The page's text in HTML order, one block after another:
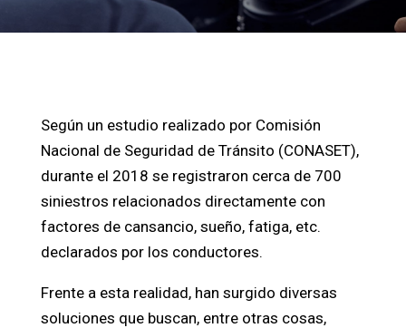
Según un estudio realizado por Comisión
Nacional de Seguridad de Tránsito (CONASET),
durante el 2018 se registraron cerca de 700
siniestros relacionados directamente con
factores de cansancio, sueño, fatiga, etc.
declarados por los conductores.
Frente a esta realidad, han surgido diversas
soluciones que buscan, entre otras cosas,